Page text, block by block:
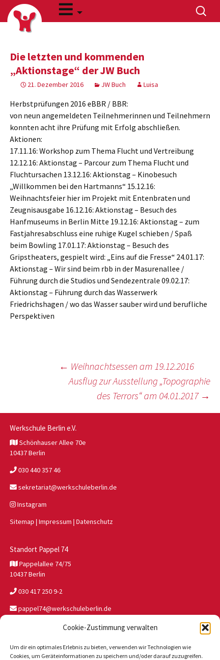
Cookie-Zustimmung verwalten
Um dir ein optimales Erlebnis zu bieten, verwenden wir Technologien wie
Cookies, um Geräteinformationen zu speichern und/oder darauf zuzugreifen.
Suchen
nach:
Die letzten und kommenden
„Aktionstage“ der JW Buch
21. Dezember 2016 JW Buch Luisa
Herbstprüfungen 2016 eBBR / BBR:
von neun angemeldeten Teilnehmerinnen und Teilnehmern
konnten acht ihre Prüfung mit Erfolg abschließen.
Aktionen:
17.11.16: Workshop zum Thema Flucht und Vertreibung
12.12.16: Aktionstag – Parcour zum Thema Flucht und
Fluchtursachen 13.12.16: Aktionstag – Kinobesuch
„Willkommen bei den Hartmanns“ 15.12.16:
Weihnachtsfeier hier im Projekt mit Entenbraten und
Zeugnisausgabe 16.12.16: Aktionstag – Besuch des
Hanfmuseums in Berlin Mitte 19.12.16: Aktionstag – zum
Fastjahresabschluss eine ruhige Kugel schieben / Spaß
beim Bowling 17.01.17: Aktionstag – Besuch des
Gripstheaters, gespielt wird: „Eins auf die Fresse“ 24.01.17:
Aktionstag – Wir sind beim rbb in der Masurenallee /
Führung durch die Studios und Sendezentrale 09.02.17:
Aktionstag – Führung durch das Wasserwerk
Friedrichshagen / wo das Wasser sauber wird und berufliche
Perspektiven
Beitragsnavigation
← Weihnachtsessen am 19.12.2016
Ausflug zur Ausstellung „Topographie
des Terrors“ am 04.01.2017 →
Werkschule Berlin e.V.
Schönhauser Allee 70e
10437 Berlin
030 440 357 46
sekretariat@werkschuleberlin.de
Instagram
Sitemap | Impressum | Datenschutz
Standort Pappel 74
Pappelallee 74/75
10437 Berlin
030 417 250 9-2
pappel74@werkschuleberlin.de
Wolfgang-Heinz-Str. 47